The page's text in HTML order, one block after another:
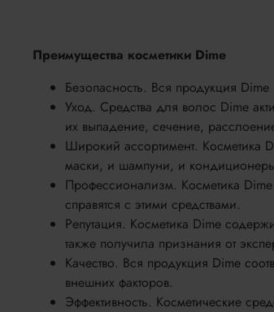
Преимущества косметики Dime
Безопасность. Вся продукция
Уход. Средства для волос Dime
их выпадение, сечение,
Широкий ассортимент. Косметика
маски, и шампуни, и
Профессионализм. Косметика
справятся с этими средствами.
Репутация. Косметика Dime
также получила признания от
Качество. Вся продукция Dime
внешних факторов.
Эффективность. Косметические